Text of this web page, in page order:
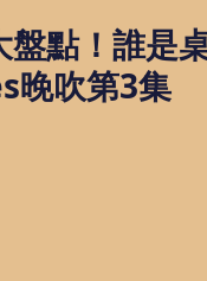
盤點！誰是
晚吹第3集